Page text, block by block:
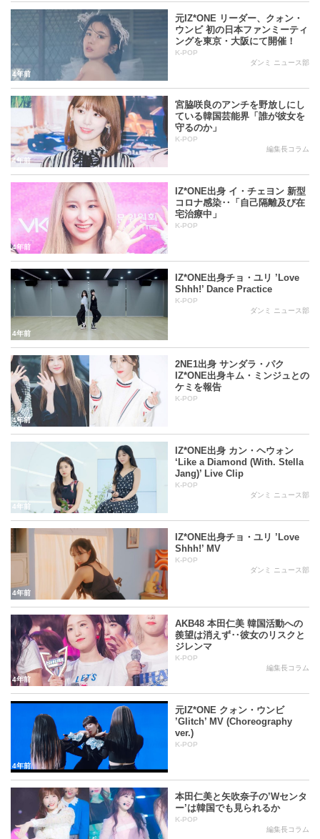
4年前
元IZ*ONE リーダー、クォン・
ウンビ 初の日本ファンミーティ
ングを東京・大阪にて開催！
K-POP
ダンミ ニュース部
4年前
宮脇咲良のアンチを野放しにし
ている韓国芸能界「誰が彼女を
守るのか」
K-POP
編集長コラム
4年前
IZ*ONE出身 イ・チェヨン 新型
コロナ感染‥「自己隔離及び在
宅治療中」
K-POP
4年前
IZ*ONE出身チョ・ユリ ’Love
Shhh!’ Dance Practice
K-POP
ダンミ ニュース部
4年前
2NE1出身 サンダラ・パク
IZ*ONE出身キム・ミンジュとの
ケミを報告
K-POP
4年前
IZ*ONE出身 カン・ヘウォン
‘Like a Diamond (With. Stella
Jang)’ Live Clip
K-POP
ダンミ ニュース部
4年前
IZ*ONE出身チョ・ユリ ’Love
Shhh!’ MV
K-POP
ダンミ ニュース部
4年前
AKB48 本田仁美 韓国活動への
羨望は消えず‥彼女のリスクと
ジレンマ
K-POP
編集長コラム
4年前
元IZ*ONE クォン・ウンビ
’Glitch’ MV (Choreography
ver.)
K-POP
本田仁美と矢吹奈子の’Wセンタ
ー’は韓国でも見られるか
K-POP
編集長コラム